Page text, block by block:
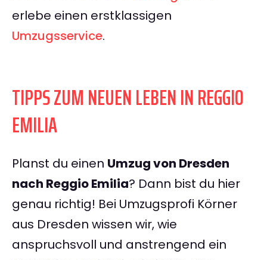
erlebe einen erstklassigen
Umzugsservice.
TIPPS ZUM NEUEN LEBEN IN REGGIO
EMILIA
Planst du einen Umzug von Dresden
nach Reggio Emilia? Dann bist du hier
genau richtig! Bei Umzugsprofi Körner
aus Dresden wissen wir, wie
anspruchsvoll und anstrengend ein